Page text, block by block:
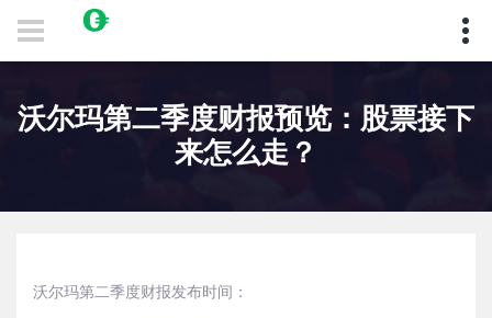
沃尔玛第二季度财报预览：股票接下
来怎么走？
沃尔玛第二季度财报发布时间：